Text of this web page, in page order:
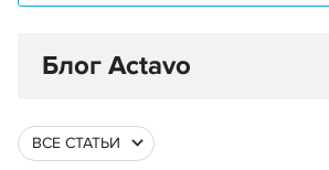
Блог Actavo
ВСЕ СТАТЬИ